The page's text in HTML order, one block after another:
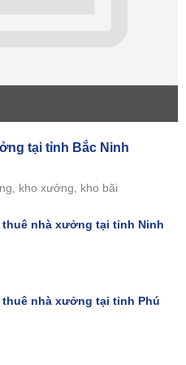
tại tỉnh Bắc Ninh
kho xưởng, kho bãi
nhà xưởng tại tỉnh Ninh
nhà xưởng tại tỉnh Phú